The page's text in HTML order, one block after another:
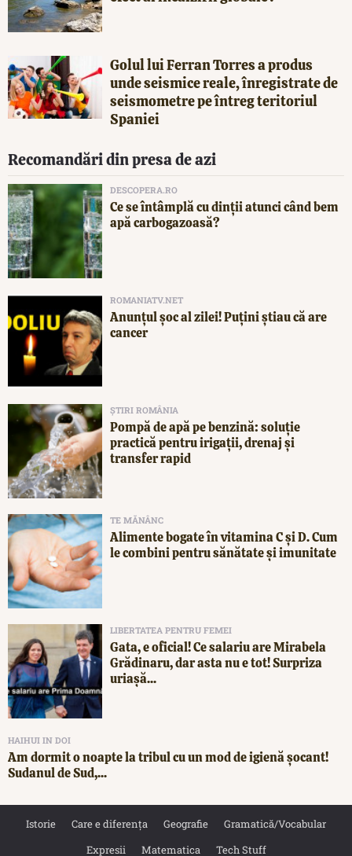
Golul lui Ferran Torres a produs
unde seismice reale, înregistrate de
seismometre pe întreg teritoriul
Spaniei
Recomandări din presa de azi
DESCOPERA.RO
Ce se întâmplă cu dinții atunci când bem
apă carbogazoasă?
ROMANIATV.NET
Anunţul şoc al zilei! Puţini ştiau că are
cancer
ȘTIRI ROMÂNIA
Pompă de apă pe benzină: soluție
practică pentru irigații, drenaj și
transfer rapid
TE MĂNÂNC
Alimente bogate în vitamina C și D. Cum
le combini pentru sănătate și imunitate
LIBERTATEA PENTRU FEMEI
Gata, e oficial! Ce salariu are Mirabela
Grădinaru, dar asta nu e tot! Surpriza
uriașă...
HAIHUI IN DOI
Am dormit o noapte la tribul cu un mod de igienă șocant!
Sudanul de Sud,...
Istorie Care e diferența Geografie
Gramatică/Vocabular
Expresii
Matematica Tech Stuff